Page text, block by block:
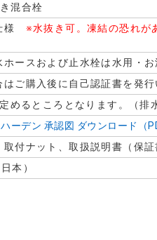
混合栓
様
※水抜き可。凍結の恐れが
ースおよび止水栓は水用・お
ご購入後に自己認証書を発
めるところとなります。（排
ーデン 承認図 ダウンロード（
取付ナット、取扱説明書（保
本）